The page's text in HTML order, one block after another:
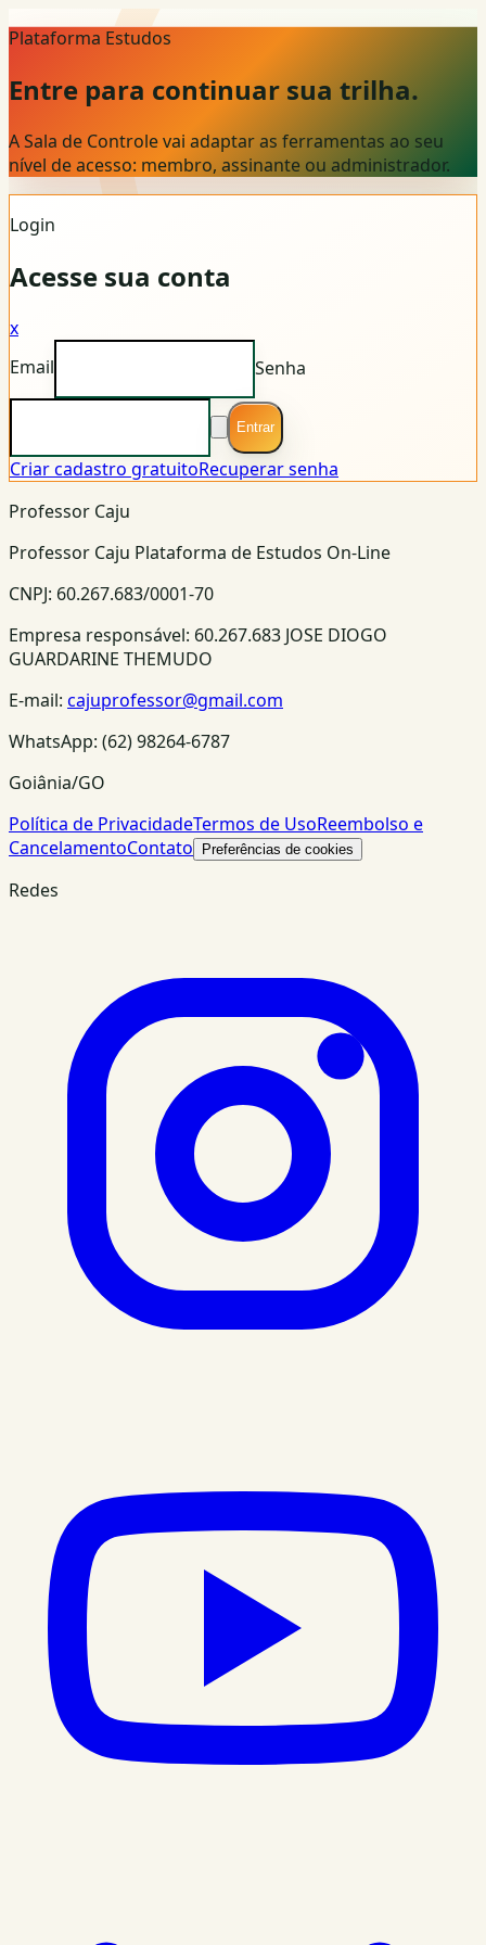
Plataforma Estudos
Entre para continuar sua trilha.
A Sala de Controle vai adaptar as ferramentas ao seu
nível de acesso: membro, assinante ou administrador.
Login
Acesse sua conta
x
Email
Senha
Entrar
Criar cadastro gratuitoRecuperar senha
Professor Caju
Professor Caju Plataforma de Estudos On-Line
CNPJ: 60.267.683/0001-70
Empresa responsável: 60.267.683 JOSE DIOGO
GUARDARINE THEMUDO
E-mail: cajuprofessor@gmail.com
WhatsApp: (62) 98264-6787
Goiânia/GO
Política de PrivacidadeTermos de UsoReembolso e
CancelamentoContato Preferências de cookies
Redes